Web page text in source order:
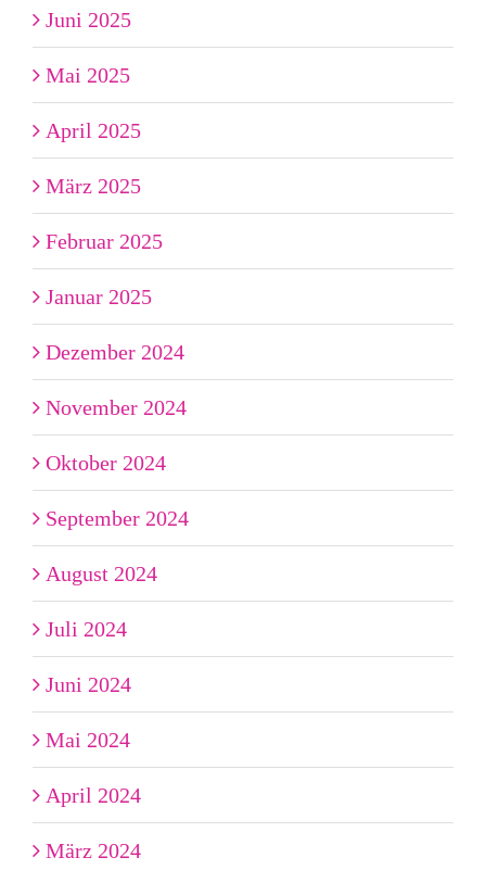
Juni 2025
Mai 2025
April 2025
März 2025
Februar 2025
Januar 2025
Dezember 2024
November 2024
Oktober 2024
September 2024
August 2024
Juli 2024
Juni 2024
Mai 2024
April 2024
März 2024